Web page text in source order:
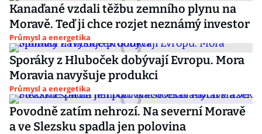
Kanaďané vzdali těžbu zemního plynu na
Moravě. Teď ji chce rozjet neznámý investor
Průmysl a energetika
Sporáky z Hluboček dobývají Evropu. Mora
Moravia navyšuje produkci
Průmysl a energetika
Povodně zatím nehrozí. Na severní Moravě
a ve Slezsku spadla jen polovina